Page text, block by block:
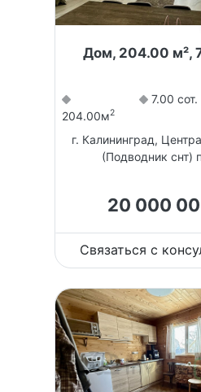
Дом, 204.00 м²,
204.00м2
7.00 сот.
г. Калининград,
(Подводник снт)
20 000
Связаться с